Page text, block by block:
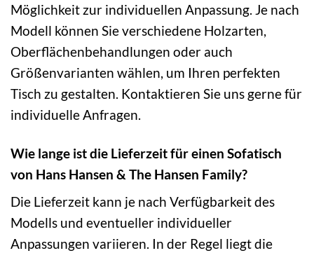
Möglichkeit zur individuellen Anpassung. Je nach
Modell können Sie verschiedene Holzarten,
Oberflächenbehandlungen oder auch
Größenvarianten wählen, um Ihren perfekten
Tisch zu gestalten. Kontaktieren Sie uns gerne für
individuelle Anfragen.
Wie lange ist die Lieferzeit für einen Sofatisch
von Hans Hansen & The Hansen Family?
Die Lieferzeit kann je nach Verfügbarkeit des
Modells und eventueller individueller
Anpassungen variieren. In der Regel liegt die